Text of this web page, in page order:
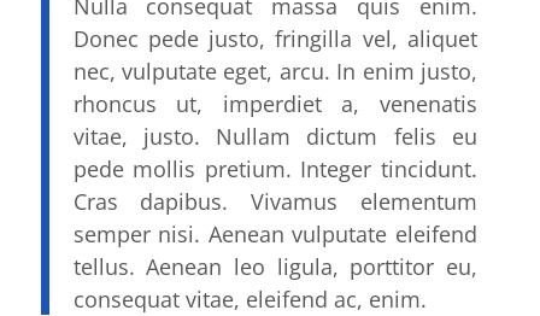
Donec pede justo, fringilla vel, aliquet
nec, vulputate eget, arcu. In enim justo,
rhoncus ut, imperdiet a, venenatis
vitae, justo. Nullam dictum felis eu
pede mollis pretium. Integer tincidunt.
Cras dapibus. Vivamus elementum
semper nisi. Aenean vulputate eleifend
tellus. Aenean leo ligula, porttitor eu,
consequat vitae, eleifend ac, enim.